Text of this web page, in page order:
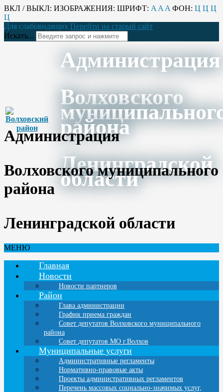
ВКЛ / ВЫКЛ: ИЗОБРАЖЕНИЯ: ШРИФТ: A A A ФОН: Ц Ц Ц
Ц
Для слабовидящих Перейти на старый сайт
Искать...
Администрация
Волховского
района
Ленинградской
области
Администрация
Волховского муниципального
района
Ленинградской области
МЕНЮ
Главная
Новости
Новости партнеров
Район
Глава администрации
График приема граждан
Совет депутатов Волховского муниципального
района
Совет депутатов МО г.Волхов
Муниципальные услуги
Административные регламенты
Нормативно-правовые акты
Проекты административных регламентов
Перечень массовых социально-значимых услуг,